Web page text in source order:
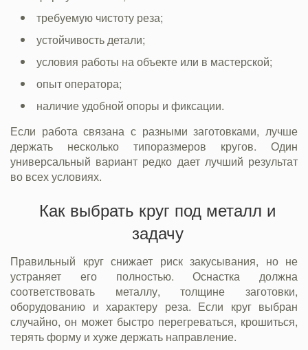
требуемую чистоту реза;
устойчивость детали;
условия работы на объекте или в мастерской;
опыт оператора;
наличие удобной опоры и фиксации.
Если работа связана с разными заготовками, лучше
держать несколько типоразмеров кругов. Один
универсальный вариант редко дает лучший результат
во всех условиях.
Как выбрать круг под металл и
задачу
Правильный круг снижает риск закусывания, но не
устраняет его полностью. Оснастка должна
соответствовать металлу, толщине заготовки,
оборудованию и характеру реза. Если круг выбран
случайно, он может быстро перегреваться, крошиться,
терять форму и хуже держать направление.